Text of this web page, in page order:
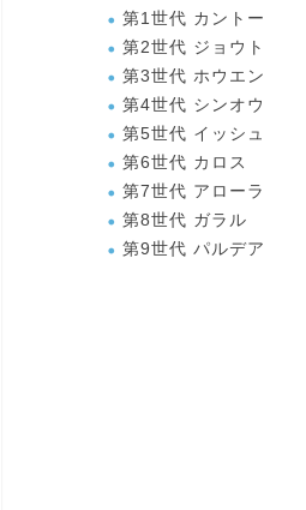
第1世代 カントー
第2世代 ジョウト
第3世代 ホウエン
第4世代 シンオウ
第5世代 イッシュ
第6世代 カロス
第7世代 アローラ
第8世代 ガラル
第9世代 パルデア